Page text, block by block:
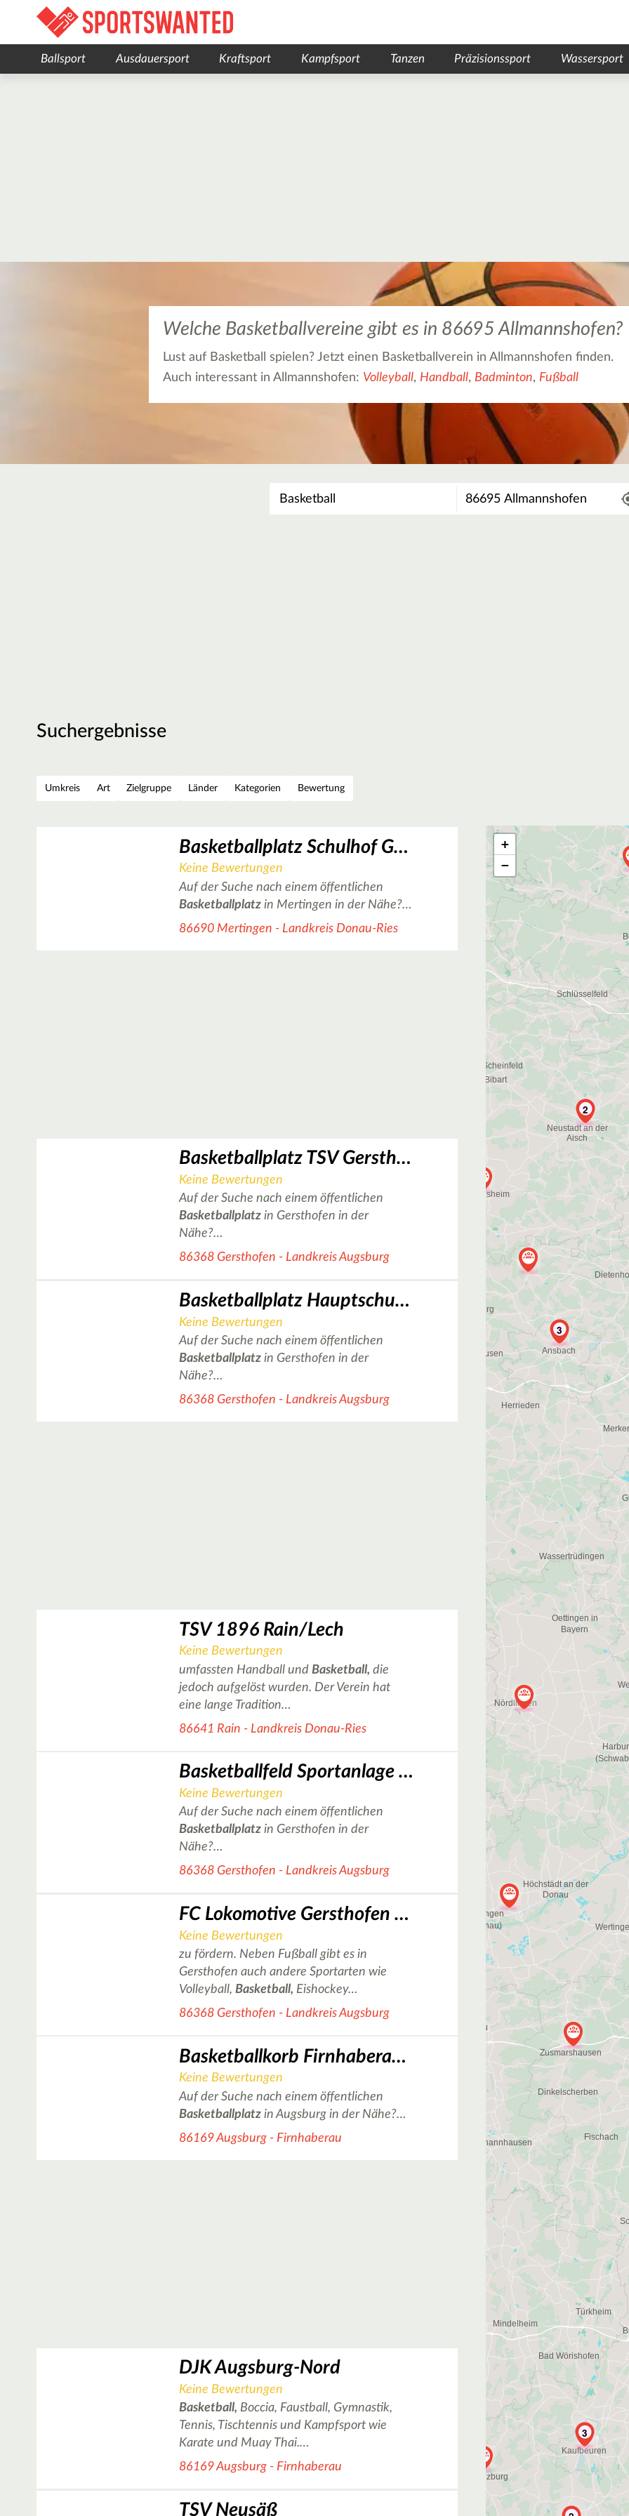
Ballsport Ausdauersport Kraftsport Kampfsport Tanzen Präzisionssport Wassersport
Welche Basketballvereine gibt es in 86695 Allmannshofen?
Lust auf Basketball spielen? Jetzt einen Basketballverein in Allmannshofen finden.
Auch interessant in Allmannshofen: Volleyball, Handball, Badminton, Fußball
Suchergebnisse
Umkreis Art Zielgruppe Länder Kategorien Bewertung
Basketballplatz Schulhof Georg-Reiter-Weg in Mertingen
Keine Bewertungen
Auf der Suche nach einem öffentlichen
Basketballplatz in Mertingen in der Nähe?…
86690 Mertingen - Landkreis Donau-Ries
Basketballplatz TSV Gersthofen Free
Keine Bewertungen
Auf der Suche nach einem öffentlichen
Basketballplatz in Gersthofen in der
Nähe?…
86368 Gersthofen - Landkreis Augsburg
Basketballplatz Hauptschule Gersthofen Free
Keine Bewertungen
Auf der Suche nach einem öffentlichen
Basketballplatz in Gersthofen in der
Nähe?…
86368 Gersthofen - Landkreis Augsburg
TSV 1896 Rain/Lech
Keine Bewertungen
umfassten Handball und Basketball, die
jedoch aufgelöst wurden. Der Verein hat
eine lange Tradition…
86641 Rain - Landkreis Donau-Ries
Basketballfeld Sportanlage Süd in Gersthofen
Keine Bewertungen
Auf der Suche nach einem öffentlichen
Basketballplatz in Gersthofen in der
Nähe?…
86368 Gersthofen - Landkreis Augsburg
FC Lokomotive Gersthofen e.V.
Keine Bewertungen
zu fördern. Neben Fußball gibt es in
Gersthofen auch andere Sportarten wie
Volleyball, Basketball, Eishockey…
86368 Gersthofen - Landkreis Augsburg
Basketballkorb Firnhaberau in Augsburg
Keine Bewertungen
Auf der Suche nach einem öffentlichen
Basketballplatz in Augsburg in der Nähe?…
86169 Augsburg - Firnhaberau
DJK Augsburg-Nord
Keine Bewertungen
Basketball, Boccia, Faustball, Gymnastik,
Tennis, Tischtennis und Kampfsport wie
Karate und Muay Thai.…
86169 Augsburg - Firnhaberau
TSV Neusäß
3
3
2
+
−